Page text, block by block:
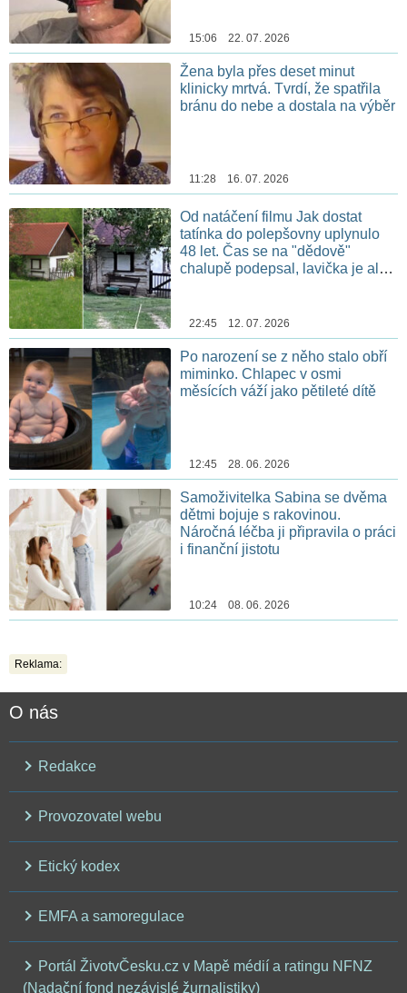
15:06 22. 07. 2026
Žena byla přes deset minut
klinicky mrtvá. Tvrdí, že spatřila
bránu do nebe a dostala na výběr
11:28 16. 07. 2026
Od natáčení filmu Jak dostat
tatínka do polepšovny uplynulo
48 let. Čas se na "dědově"
chalupě podepsal, lavička je ale
22:45 12. 07. 2026
Po narození se z něho stalo obří
miminko. Chlapec v osmi
měsících váží jako pětileté dítě
12:45 28. 06. 2026
Samoživitelka Sabina se dvěma
dětmi bojuje s rakovinou.
Náročná léčba ji připravila o práci
i finanční jistotu
10:24 08. 06. 2026
Reklama:
O nás
Redakce
Provozovatel webu
Etický kodex
EMFA a samoregulace
Portál ŽivotvČesku.cz v Mapě médií a ratingu NFNZ
(Nadační fond nezávislé žurnalistiky)